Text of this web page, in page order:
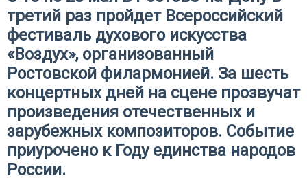
третий раз пройдет Всероссийский
фестиваль духового искусства
«Воздух», организованный
Ростовской филармонией. За шесть
концертных дней на сцене прозвучат
произведения отечественных и
зарубежных композиторов. Событие
приурочено к Году единства народов
России.